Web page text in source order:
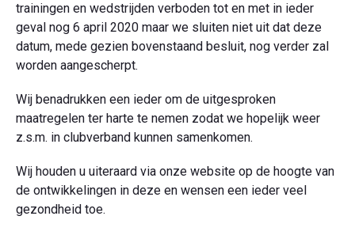
trainingen en wedstrijden verboden tot en met in ieder
geval nog 6 april 2020 maar we sluiten niet uit dat deze
datum, mede gezien bovenstaand besluit, nog verder zal
worden aangescherpt.
Wij benadrukken een ieder om de uitgesproken
maatregelen ter harte te nemen zodat we hopelijk weer
z.s.m. in clubverband kunnen samenkomen.
Wij houden u uiteraard via onze website op de hoogte van
de ontwikkelingen in deze en wensen een ieder veel
gezondheid toe.